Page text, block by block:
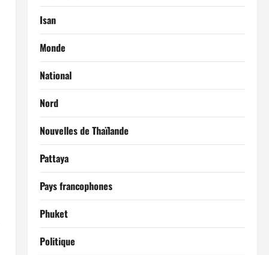
Isan
Monde
National
Nord
Nouvelles de Thaïlande
Pattaya
Pays francophones
Phuket
Politique